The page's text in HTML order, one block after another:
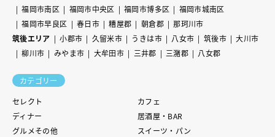
福岡市南区
福岡市中央区 福岡市博多区
福岡市城南区
福岡市早良区
春日市 糟屋郡 朝倉郡
那珂川市
筑後エリア
小郡市 久留米市 うきは市 八女市 筑後市
大川市
柳川市
みやま市 大牟田市 三井郡 三潴郡 八女郡
カテゴリー
セレクト
カフェ
ディナー
居酒屋・BAR
グルメその他
スイーツ・パン